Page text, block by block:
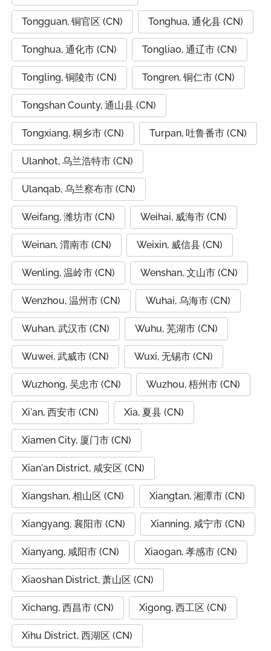
Tongguan, 铜官区 (CN) Tonghua, 通化县 (CN)
Tonghua, 通化市 (CN) Tongliao, 通辽市 (CN)
Tongling, 铜陵市 (CN) Tongren, 铜仁市 (CN)
Tongshan County, 通山县 (CN)
Tongxiang, 桐乡市 (CN) Turpan, 吐鲁番市 (CN)
Ulanhot, 乌兰浩特市 (CN)
Ulanqab, 乌兰察布市 (CN)
Weifang, 潍坊市 (CN) Weihai, 威海市 (CN)
Weinan, 渭南市 (CN) Weixin, 威信县 (CN)
Wenling, 温岭市 (CN) Wenshan, 文山市 (CN)
Wenzhou, 温州市 (CN) Wuhai, 乌海市 (CN)
Wuhan, 武汉市 (CN) Wuhu, 芜湖市 (CN)
Wuwei, 武威市 (CN) Wuxi, 无锡市 (CN)
Wuzhong, 吴忠市 (CN) Wuzhou, 梧州市 (CN)
Xi'an, 西安市 (CN) Xia, 夏县 (CN)
Xiamen City, 厦门市 (CN)
Xian'an District, 咸安区 (CN)
Xiangshan, 相山区 (CN) Xiangtan, 湘潭市 (CN)
Xiangyang, 襄阳市 (CN) Xianning, 咸宁市 (CN)
Xianyang, 咸阳市 (CN) Xiaogan, 孝感市 (CN)
Xiaoshan District, 萧山区 (CN)
Xichang, 西昌市 (CN) Xigong, 西工区 (CN)
Xihu District, 西湖区 (CN)